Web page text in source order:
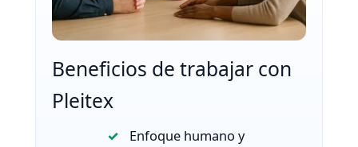
Beneficios de trabajar con
Pleitex
Enfoque humano y